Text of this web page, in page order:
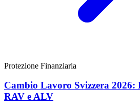
Protezione Finanziaria
Cambio Lavoro Svizzera 2026:
RAV e ALV